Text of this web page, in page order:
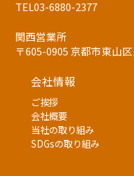
TEL03-6880-2377
関西営業所
〒605-0905 京都市東山
会社情報
ご挨拶
会社概要
当社の取り組み
SDGsの取り組み